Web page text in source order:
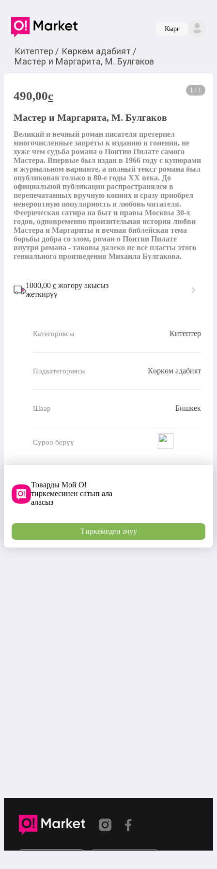
Кырг
Китептер / Көркөм адабият /
Мастер и Маргарита, М. Булгаков
1 / 1
490,00c
Мастер и Маргарита, М. Булгаков
Великий и вечный роман писателя претерпел
многочисленные запреты к изданию и гонения, не
хуже чем судьба романа о Понтии Пилате самого
Мастера. Впервые был издан в 1966 году с купюрами
в журнальном варианте, а полный текст романа был
опубликован только в 80-е годы ХХ века. До
официальной публикации распространялся в
перепечатанных вручную копиях и сразу приобрел
невероятную популярность и любовь читателя.
Феерическая сатира на быт и нравы Москвы 30-х
годов, одновременно пронзительная история любви
Мастера и Маргариты и вечная библейская тема
борьбы добра со злом, роман о Понтии Пилате
внутри романа - таковы далеко не все пласты этого
гениального произведения Михаила Булгакова.
1000,00 с жогору акысыз
жеткирүү
Категориясы Китептер
Подкатегориясы Көркөм адабият
Шаар Бишкек
Суроо берүү
Товарды Мой О!
тиркемесинен сатып ала
аласыз
Тиркемеден ачуу